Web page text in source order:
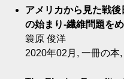
アメリカから見た戦
の始まり-繊維問題を
簑原 俊洋
2020年02月, 一冊の本